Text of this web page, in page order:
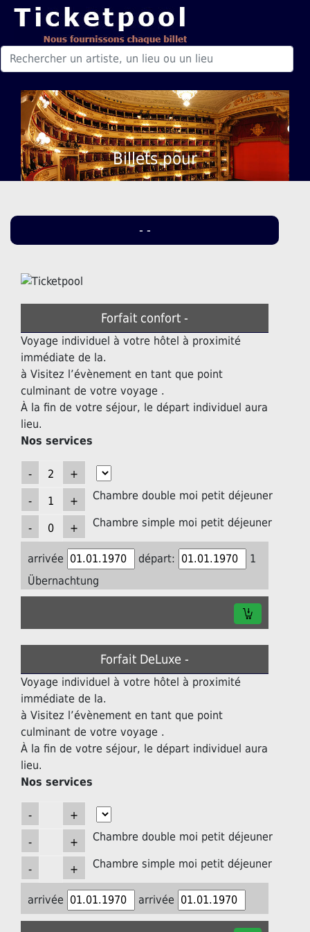
Billets pour
- -
Forfait confort -
Voyage individuel à votre hôtel à proximité
immédiate de la.
à Visitez l’évènement en tant que point
culminant de votre voyage .
À la fin de votre séjour, le départ individuel aura
lieu.
Nos services
Chambre double moi petit déjeuner
Chambre simple moi petit déjeuner
arrivée départ:
1
Übernachtung
Forfait DeLuxe -
Voyage individuel à votre hôtel à proximité
immédiate de la.
à Visitez l’évènement en tant que point
culminant de votre voyage .
À la fin de votre séjour, le départ individuel aura
lieu.
Nos services
Chambre double moi petit déjeuner
Chambre simple moi petit déjeuner
arrivée arrivée